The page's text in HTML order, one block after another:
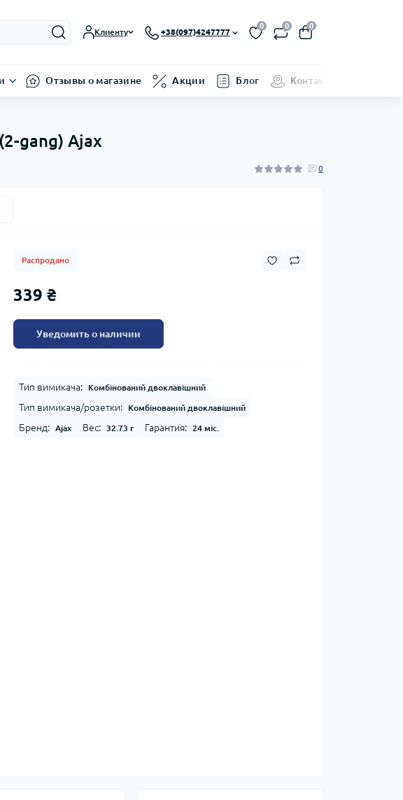
Клиенту +38(097)4247777
0 0 0
Отзывы о магазине Акции Блог Контакты
gang) Ajax
0
Распродано
339 ₴
Уведомить о наличии
Тип вимикача: Комбінований двоклавішний
Тип вимикача/розетки: Комбінований двоклавішний
Бренд: Ajax Вес: 32.73 г Гарантия: 24 міс.